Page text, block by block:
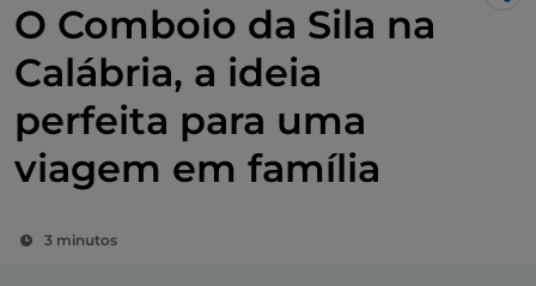
O Comboio da Sila na
Calábria, a ideia
perfeita para uma
viagem em família
3 minutos